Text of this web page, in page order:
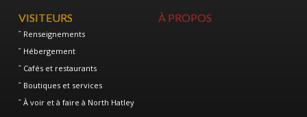
VISITEURS
Renseignements
Hébergement
Cafés et restaurants
Boutiques et services
À voir et à faire à North Hatley
À PROPOS